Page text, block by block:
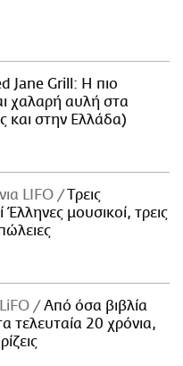
Jane Grill: Η πιο
χαλαρή αυλή στα
και στην Ελλάδα)
LIFO
Tρεις
Έλληνες μουσικοί, τρεις
Από όσα βιβλία
τελευταία 20 χρόνια,